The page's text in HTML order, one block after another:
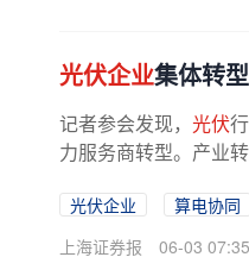
光伏企业集体转
记者参会发现， 光伏
力服务商转型。产业
光伏企业 算电协同
上海证券报
06-03 07:35